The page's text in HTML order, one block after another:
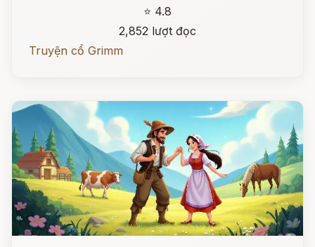
⭐ 4.8
2,852 lượt đọc
Truyện cổ Grimm